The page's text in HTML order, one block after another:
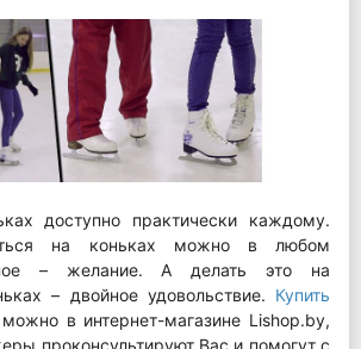
доступно практически каждому.
на коньках можно в любом
– желание. А делать это на
– двойное удовольствие. Купить
в интернет-магазине Lishop.by,